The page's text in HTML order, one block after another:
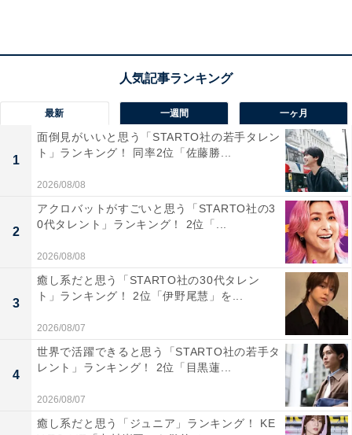
「和のイメージが強くカッコいい」（50代女性／神
奈川県）
最新 一週間 一ヶ月
1
面倒見がいいと思う「STARTO社の若手タレン
ト」ランキング！ 同率2位「佐藤勝...
2026/08/08
2
アクロバットがすごいと思う「STARTO社の3
0代タレント」ランキング！ 2位「...
2026/08/08
3
癒し系だと思う「STARTO社の30代タレン
ト」ランキング！ 2位「伊野尾慧」を...
2026/08/07
4
世界で活躍できると思う「STARTO社の若手タ
レント」ランキング！ 2位「目黒蓮...
2026/08/07
癒し系だと思う「ジュニア」ランキング！ KE